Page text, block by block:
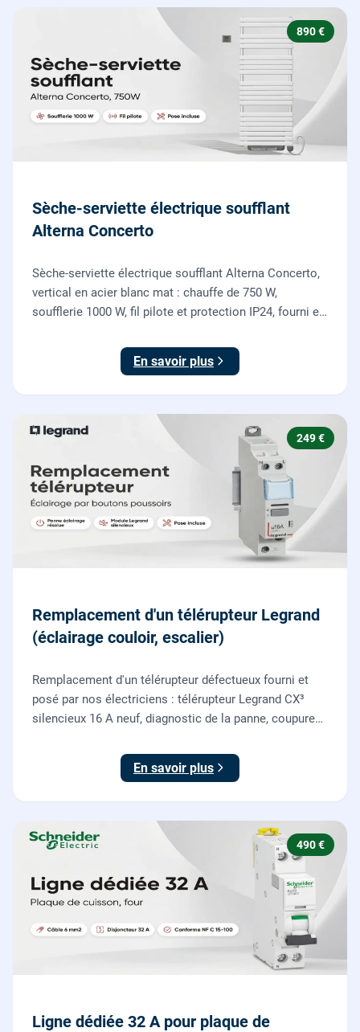
890 €
Sèche-serviette électrique soufflant
Alterna Concerto
Sèche-serviette électrique soufflant Alterna Concerto,
vertical en acier blanc mat : chauffe de 750 W,
soufflerie 1000 W, fil pilote et protection IP24, fourni et
En savoir plus
249 €
Remplacement d'un télérupteur Legrand
(éclairage couloir, escalier)
Remplacement d'un télérupteur défectueux fourni et
posé par nos électriciens : télérupteur Legrand CX³
silencieux 16 A neuf, diagnostic de la panne, coupure
boutons poussoirs.
En savoir plus
490 €
Ligne dédiée 32 A pour plaque de